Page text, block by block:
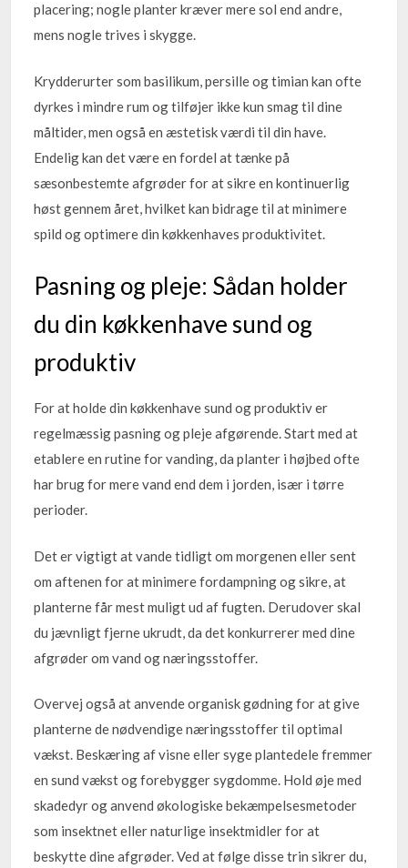
placering; nogle planter kræver mere sol end andre,
mens nogle trives i skygge.
Krydderurter som basilikum, persille og timian kan ofte
dyrkes i mindre rum og tilføjer ikke kun smag til dine
måltider, men også en æstetisk værdi til din have.
Endelig kan det være en fordel at tænke på
sæsonbestemte afgrøder for at sikre en kontinuerlig
høst gennem året, hvilket kan bidrage til at minimere
spild og optimere din køkkenhaves produktivitet.
Pasning og pleje: Sådan holder
du din køkkenhave sund og
produktiv
For at holde din køkkenhave sund og produktiv er
regelmæssig pasning og pleje afgørende. Start med at
etablere en rutine for vanding, da planter i højbed ofte
har brug for mere vand end dem i jorden, især i tørre
perioder.
Det er vigtigt at vande tidligt om morgenen eller sent
om aftenen for at minimere fordampning og sikre, at
planterne får mest muligt ud af fugten. Derudover skal
du jævnligt fjerne ukrudt, da det konkurrerer med dine
afgrøder om vand og næringsstoffer.
Overvej også at anvende organisk gødning for at give
planterne de nødvendige næringsstoffer til optimal
vækst. Beskæring af visne eller syge plantedele fremmer
en sund vækst og forebygger sygdomme. Hold øje med
skadedyr og anvend økologiske bekæmpelsesmetoder
som insektnet eller naturlige insektmidler for at
beskytte dine afgrøder. Ved at følge disse trin sikrer du,